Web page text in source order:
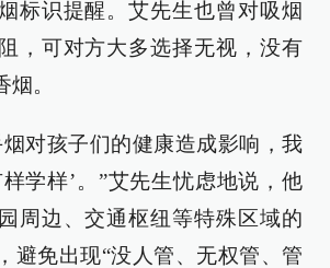
标识提醒。艾先生也曾对吸烟
，可对方大多选择无视，没有
。
对孩子们的健康造成影响，我
学样’。”艾先生忧虑地说，他
周边、交通枢纽等特殊区域的
避免出现“没人管、无权管、管